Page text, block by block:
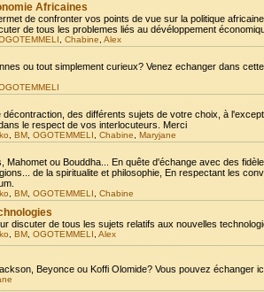
Africaines
de confronter vos points de vue sur la politique
de tous les problemes liés au dévéloppement
Chabine Alex
ou tout simplement curieux? Venez echanger dans
décontraction, des différents sujets de votre choix, à
le respect de vos interlocuteurs. Merci
BM OGOTEMMELI Chabine Maryjane
Mahomet ou Bouddha... En quête d'échange avec des
de la spiritualite et philosophie, En respectant les
BM OGOTEMMELI Chabine
discuter de tous les sujets relatifs aux nouvelles
BM OGOTEMMELI Alex
Beyonce ou Koffi Olomide? Vous pouvez échanger